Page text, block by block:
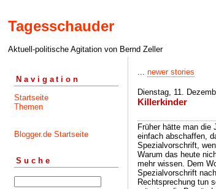
Tagesschauder
Aktuell-politische Agitation von Bernd Zeller
Navigation
Startseite
Themen
Blogger.de Startseite
Suche
... newer stories
Dienstag, 11.
Killerkinder
Früher hätte man die
einfach abschaffen,
Spezialvorschrift,
Warum das heute
mehr wissen. Dem
Spezialvorschrift
Rechtsprechung tun